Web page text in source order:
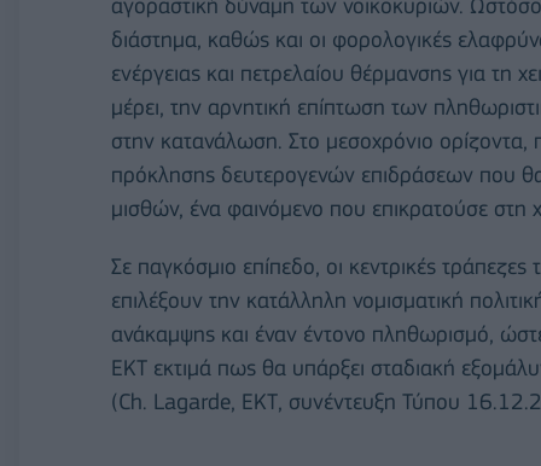
αγοραστική δύναμη των νοικοκυριών.
διάστημα, καθώς και οι φορολογικές
ενέργειας και πετρελαίου θέρμανσης για τη
μέρει, την αρνητική επίπτωση των
στην κατανάλωση. Στο μεσοχρόνιο ορίζοντα,
πρόκλησης δευτερογενών επιδράσεων που θα
μισθών, ένα φαινόμενο που επικρατούσε στη
Σε παγκόσμιο επίπεδο, οι κεντρικές
επιλέξουν την κατάλληλη νομισματική
ανάκαμψης και έναν έντονο πληθωρισμό,
ΕΚΤ εκτιμά πως θα υπάρξει σταδιακή
(Ch. Lagarde, ΕΚΤ, συνέντευξη Τύπου